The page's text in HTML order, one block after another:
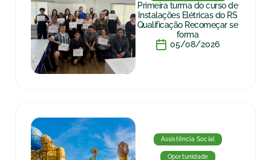
Primeira turma do curso de
Instalações Elétricas do RS
Qualificação Recomeçar se
forma
05/08/2026
Assistência Social
Oportunidade